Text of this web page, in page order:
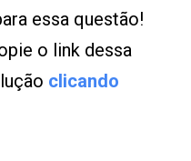
essa questão!
o link dessa
clicando